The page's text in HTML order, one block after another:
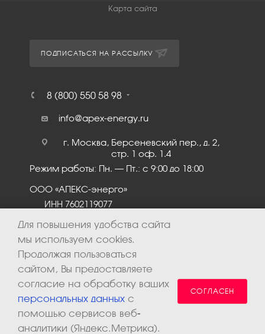
Карта сайта
ПОДПИСАТЬСЯ НА РАССЫЛКУ
8 (800) 550 58 98
info@apex-energy.ru
г. Москва, Берсеневский пер., д. 2,
стр. 1 оф. 1.4
Режим работы: Пн. – Пт.: с 9:00 до 18:00
ООО «АПЕКС-энерго»
ИНН 7602119077
Для повышения удобства сайта
мы используем cookies.
Продолжая пользоваться
сайтом, Вы предоставляете
согласие на обработку ваших
персональных данных с
помощью сервисов веб-
аналитики (Яндекс.Метрика).
СОГЛАСЕН